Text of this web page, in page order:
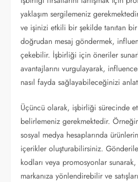
yaklaşım sergilemeniz
ve işinizi etkili bir şekilde tanıtan
doğrudan mesaj göndermek,
çekebilir. İşbirliği için öneriler
avantajlarını vurgulayarak,
nasıl fayda sağlayabileceğinizi
Üçüncü olarak, işbirliği sürecinde
belirlemeniz gerekmektedir.
sosyal medya hesaplarında
içerikler oluşturabilirsiniz.
kodları veya promosyonlar
markanıza yönlendirebilir ve